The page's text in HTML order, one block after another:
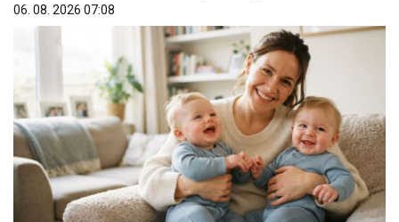
06. 08. 2026 07:08